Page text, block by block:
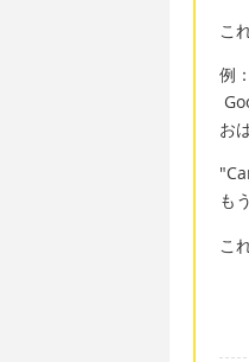
こ
例：
お
も
こ